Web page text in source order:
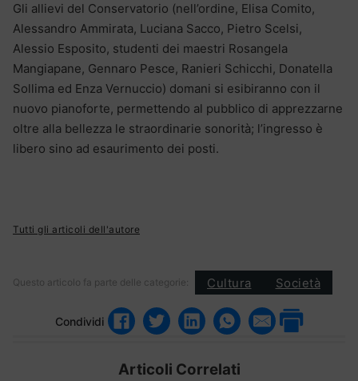
Gli allievi del Conservatorio (nell’ordine, Elisa Comito,
Alessandro Ammirata, Luciana Sacco, Pietro Scelsi,
Alessio Esposito, studenti dei maestri Rosangela
Mangiapane, Gennaro Pesce, Ranieri Schicchi, Donatella
Sollima ed Enza Vernuccio) domani si esibiranno con il
nuovo pianoforte, permettendo al pubblico di apprezzarne
oltre alla bellezza le straordinarie sonorità; l’ingresso è
libero sino ad esaurimento dei posti.
Tutti gli articoli dell'autore
Questo articolo fa parte delle categorie: Cultura Società
Condividi
Articoli Correlati